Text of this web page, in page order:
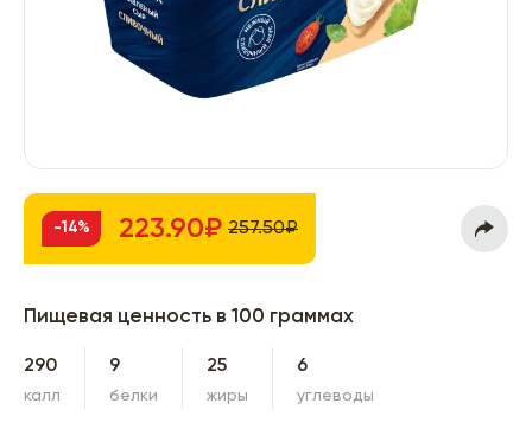
-14% 223.90₽ 257.50₽
Пищевая ценность в 100 граммах
290
калл
9
белки
25
жиры
6
углеводы